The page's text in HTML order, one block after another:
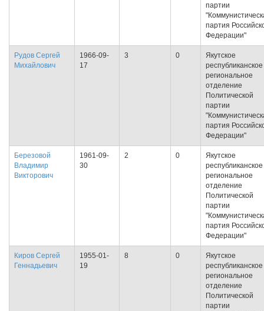
партии
партия
Федерации"
Рудов Сергей
Михайлович
1966-09-
17
3 0
Якутское
республиканское
региональное
отделение
Политической
партии
партия
Федерации"
Березовой
Владимир
Викторович
1961-09-
30
2 0
Якутское
республиканское
региональное
отделение
Политической
партии
партия
Федерации"
Киров Сергей
Геннадьевич
1955-01-
19
8 0
Якутское
республиканское
региональное
отделение
Политической
партии